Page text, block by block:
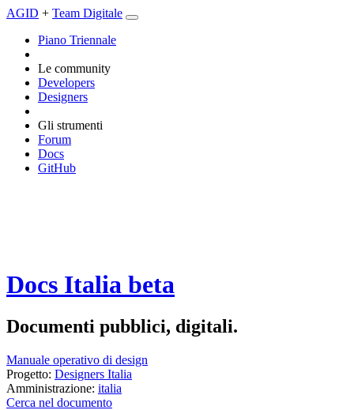
AGID + Team Digitale
Piano Triennale
Le community
Developers
Designers
Gli strumenti
Forum
Docs
GitHub
Docs Italia beta
Documenti pubblici, digitali.
Manuale operativo di design
Progetto: Designers Italia
Amministrazione: italia
Cerca nel documento